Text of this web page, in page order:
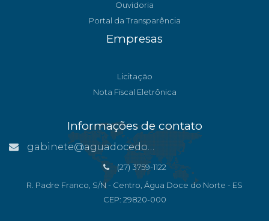
Ouvidoria
Portal da Transparência
Empresas
Licitação
Nota Fiscal Eletrônica
Informações de contato
gabinete@aguadocedonorte.es.gov.br
(27) 3759-1122
R. Padre Franco, S/N - Centro, Água Doce do Norte - ES
CEP: 29820-000